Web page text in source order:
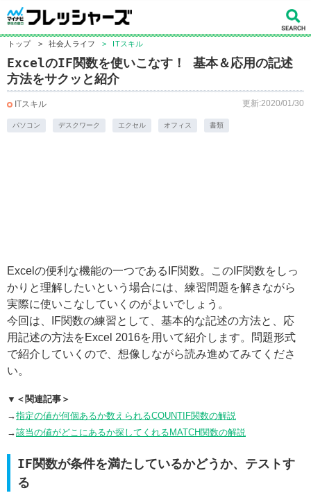
トップ > 社会人ライフ > ITスキル
ExcelのIF関数を使いこなす！ 基本＆応用の記述
方法をサクッと紹介
ITスキル 更新:2020/01/30
パソコン デスクワーク エクセル オフィス 書類
Excelの便利な機能の一つであるIF関数。このIF関数をしっ
かりと理解したいという場合には、練習問題を解きながら
実際に使いこなしていくのがよいでしょう。
今回は、IF関数の練習として、基本的な記述の方法と、応
用記述の方法をExcel 2016を用いて紹介します。問題形式
で紹介していくので、想像しながら読み進めてみてくださ
い。
▼＜関連記事＞
→指定の値が何個あるか数えられるCOUNTIF関数の解説
→該当の値がどこにあるか探してくれるMATCH関数の解説
IF関数が条件を満たしているかどうか、テストす
る